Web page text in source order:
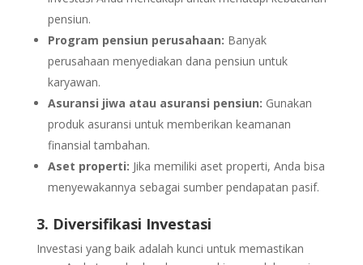
pensiun.
Program pensiun perusahaan: Banyak
perusahaan menyediakan dana pensiun untuk
karyawan.
Asuransi jiwa atau asuransi pensiun: Gunakan
produk asuransi untuk memberikan keamanan
finansial tambahan.
Aset properti: Jika memiliki aset properti, Anda bisa
menyewakannya sebagai sumber pendapatan pasif.
3. Diversifikasi Investasi
Investasi yang baik adalah kunci untuk memastikan